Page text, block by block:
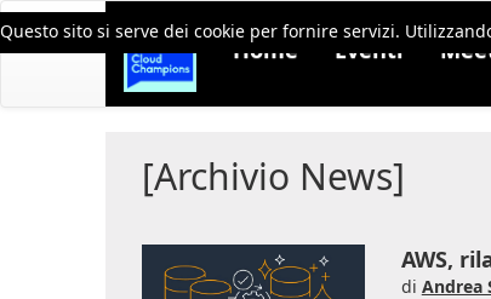
Questo sito si serve dei cookie per fornire servizi.
Home Eventi
[Archivio News]
AWS,
di Andrea